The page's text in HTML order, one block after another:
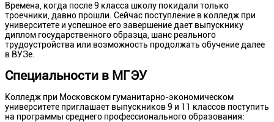
Времена, когда после 9 класса школу покидали только
троечники, давно прошли. Сейчас поступление в колледж при
университете и успешное его завершение дает выпускнику
диплом государственного образца, шанс реального
трудоустройства или возможность продолжать обучение далее
в ВУЗе.
Специальности в МГЭУ
Колледж при Московском гуманитарно-экономическом
университете приглашает выпускников 9 и 11 классов поступить
на программы среднего профессионального образования: